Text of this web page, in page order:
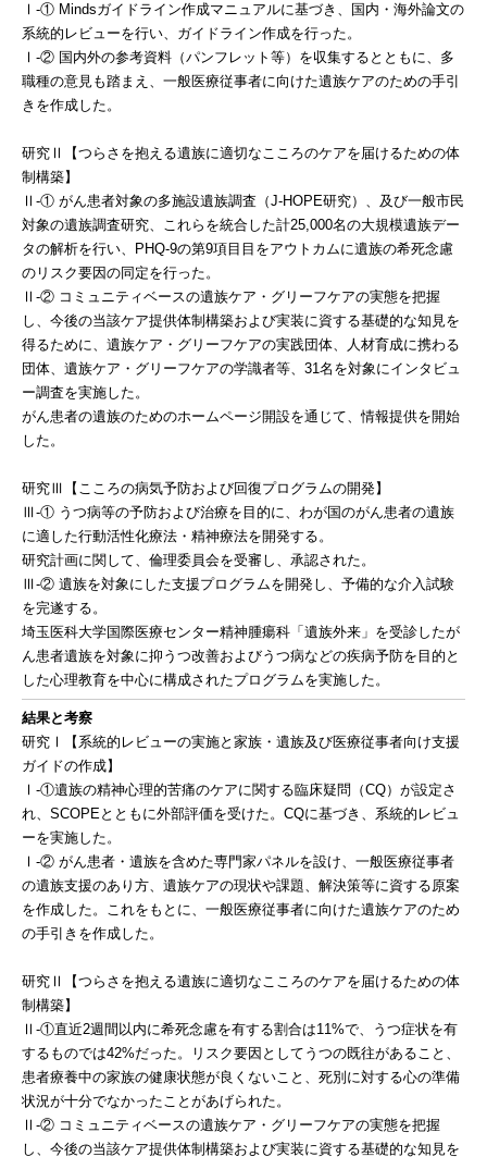
Ⅰ-① Mindsガイドライン作成マニュアルに基づき、国内・海外論文の
系統的レビューを行い、ガイドライン作成を行った。
Ⅰ-② 国内外の参考資料（パンフレット等）を収集するとともに、多
職種の意見も踏まえ、一般医療従事者に向けた遺族ケアのための手引
きを作成した。
研究Ⅱ【つらさを抱える遺族に適切なこころのケアを届けるための体
制構築】
Ⅱ-① がん患者対象の多施設遺族調査（J-HOPE研究）、及び一般市民
対象の遺族調査研究、これらを統合した計25,000名の大規模遺族デー
タの解析を行い、PHQ-9の第9項目目をアウトカムに遺族の希死念慮
のリスク要因の同定を行った。
Ⅱ-② コミュニティベースの遺族ケア・グリーフケアの実態を把握
し、今後の当該ケア提供体制構築および実装に資する基礎的な知見を
得るために、遺族ケア・グリーフケアの実践団体、人材育成に携わる
団体、遺族ケア・グリーフケアの学識者等、31名を対象にインタビュ
ー調査を実施した。
がん患者の遺族のためのホームページ開設を通じて、情報提供を開始
した。
研究Ⅲ【こころの病気予防および回復プログラムの開発】
Ⅲ-① うつ病等の予防および治療を目的に、わが国のがん患者の遺族
に適した行動活性化療法・精神療法を開発する。
研究計画に関して、倫理委員会を受審し、承認された。
Ⅲ-② 遺族を対象にした支援プログラムを開発し、予備的な介入試験
を完遂する。
埼玉医科大学国際医療センター精神腫瘍科「遺族外来」を受診したが
ん患者遺族を対象に抑うつ改善およびうつ病などの疾病予防を目的と
した心理教育を中心に構成されたプログラムを実施した。
結果と考察
研究Ⅰ【系統的レビューの実施と家族・遺族及び医療従事者向け支援
ガイドの作成】
Ⅰ-①遺族の精神心理的苦痛のケアに関する臨床疑問（CQ）が設定さ
れ、SCOPEとともに外部評価を受けた。CQに基づき、系統的レビュ
ーを実施した。
Ⅰ-② がん患者・遺族を含めた専門家パネルを設け、一般医療従事者
の遺族支援のあり方、遺族ケアの現状や課題、解決策等に資する原案
を作成した。これをもとに、一般医療従事者に向けた遺族ケアのため
の手引きを作成した。
研究Ⅱ【つらさを抱える遺族に適切なこころのケアを届けるための体
制構築】
Ⅱ-①直近2週間以内に希死念慮を有する割合は11%で、うつ症状を有
するものでは42%だった。リスク要因としてうつの既往があること、
患者療養中の家族の健康状態が良くないこと、死別に対する心の準備
状況が十分でなかったことがあげられた。
Ⅱ-② コミュニティベースの遺族ケア・グリーフケアの実態を把握
し、今後の当該ケア提供体制構築および実装に資する基礎的な知見を